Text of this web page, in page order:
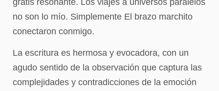
no son lo mío. Simplemente El brazo marchito
conectaron conmigo.
La escritura es hermosa y evocadora, con un
agudo sentido de la observación que captura las
complejidades y contradicciones de la emoción